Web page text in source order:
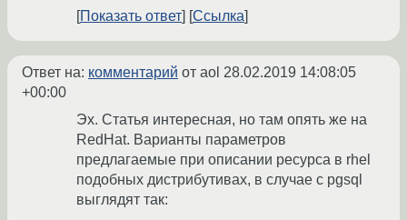
Показать ответ
Ссылка
Ответ на: комментарий от aol 28.02.2019 14:08:05
+00:00
Эх. Статья интересная, но там опять же на
RedHat. Варианты параметров
предлагаемые при описании ресурса в rhel
подобных дистрибутивах, в случае с pgsql
выглядят так: